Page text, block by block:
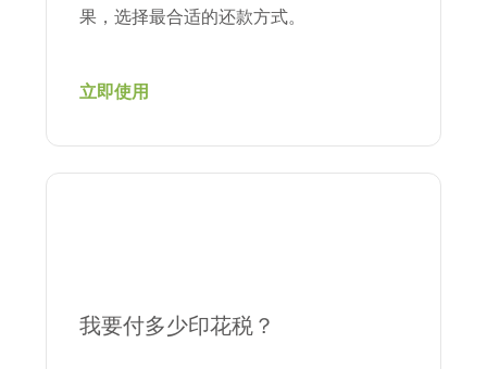
果，选择最合适的还款方式。
立即使用
我要付多少印花税？